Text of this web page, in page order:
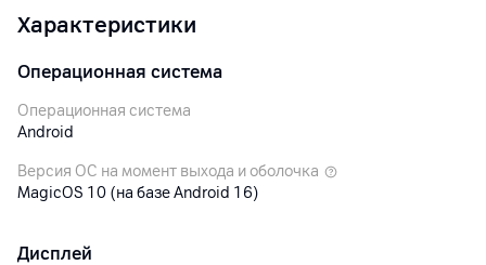
Характеристики
Операционная система
Операционная система
Android
Версия ОС на момент выхода и оболочка
MagicOS 10 (на базе Android 16)
Дисплей